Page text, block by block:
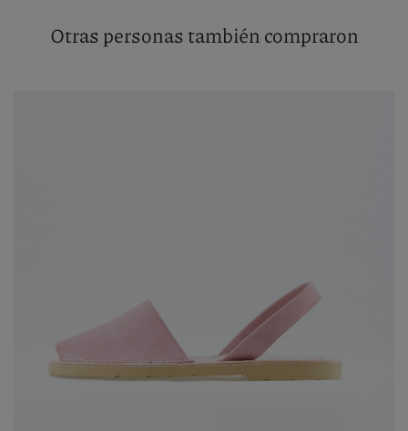
Otras personas también compraron